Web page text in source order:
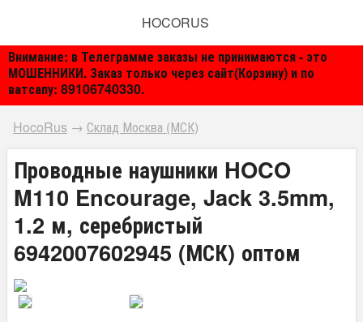
Внимание: в Телеграмме заказы не принимаются - это
МОШЕННИКИ. Заказ только через сайт(Корзину) и по
ватсапу: 89106740330.
HOCORUS
HocoRus → Склад Москва (МСК)
Проводные наушники HOCO
M110 Encourage, Jack 3.5mm,
1.2 м, серебристый
6942007602945 (МСК) оптом